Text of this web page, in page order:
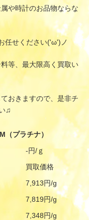
や時計のお品物ならな
任せください('ω')ノ
等、最大限高く買取い
おきますので、是非チ
♫
（プラチナ）
-円/ｇ
買取価格
7,913円/g
7,819円/g
7,348円/g